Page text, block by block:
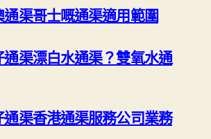
通渠哥士嘅通渠適用範圍
通渠漂白水通渠？雙氧水通
通渠香港通渠服務公司業務